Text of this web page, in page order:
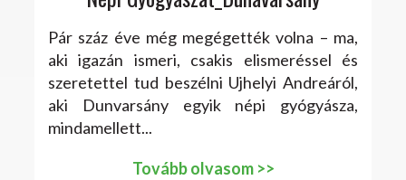
Pár száz éve még megégették volna – ma,
aki igazán ismeri, csakis elismeréssel és
szeretettel tud beszélni Ujhelyi Andreáról,
aki Dunvarsány egyik népi gyógyásza,
mindamellett...
Tovább olvasom >>